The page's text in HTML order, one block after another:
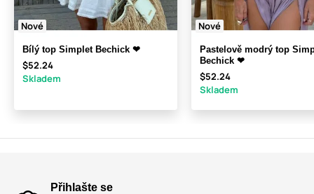
Nové
Bílý top Simplet Bechick ❤
$52.24
Skladem
Nové
Pastelově modrý top
Bechick ❤
$52.24
Skladem
Přihlašte se